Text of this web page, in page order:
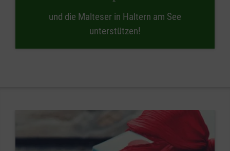
und die Malteser in Haltern am See
unterstützen!